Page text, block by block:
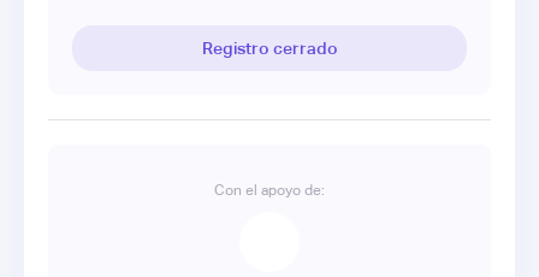
Registro cerrado
Con el apoyo de: